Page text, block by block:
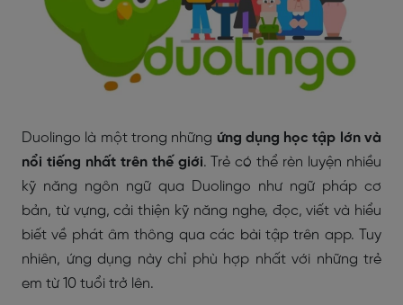
Duolingo là một trong những ứng dụng học tập lớn và
nổi tiếng nhất trên thế giới. Trẻ có thể rèn luyện nhiều
kỹ năng ngôn ngữ qua Duolingo như ngữ pháp cơ
bản, từ vựng, cải thiện kỹ năng nghe, đọc, viết và hiểu
biết về phát âm thông qua các bài tập trên app. Tuy
nhiên, ứng dụng này chỉ phù hợp nhất với những trẻ
em từ 10 tuổi trở lên.